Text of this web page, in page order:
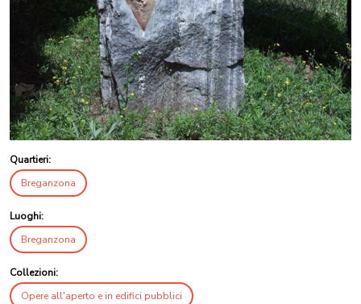
Quartieri:
Breganzona
Luoghi:
Breganzona
Collezioni:
Opere all'aperto e in edifici pubblici